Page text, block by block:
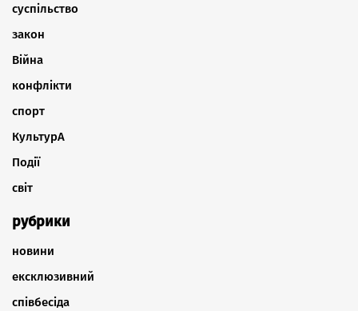
суспільство
закон
Війна
конфлікти
спорт
КультурА
Події
світ
рубрики
новини
ексклюзивний
співбесіда